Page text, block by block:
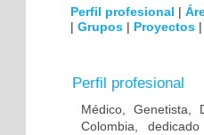
Perfil profesional |
| Grupos | Proyectos
Perfil profesional
Médico, Genetista,
Colombia,